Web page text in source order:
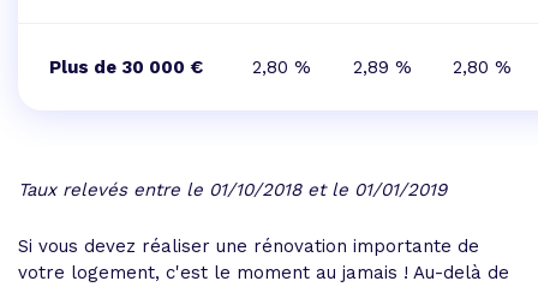
Plus de 30 000 € 2,80 % 2,89 % 2,80 %
Taux relevés entre le 01/10/2018 et le 01/01/2019
Si vous devez réaliser une rénovation importante de
votre logement, c'est le moment au jamais ! Au-delà de